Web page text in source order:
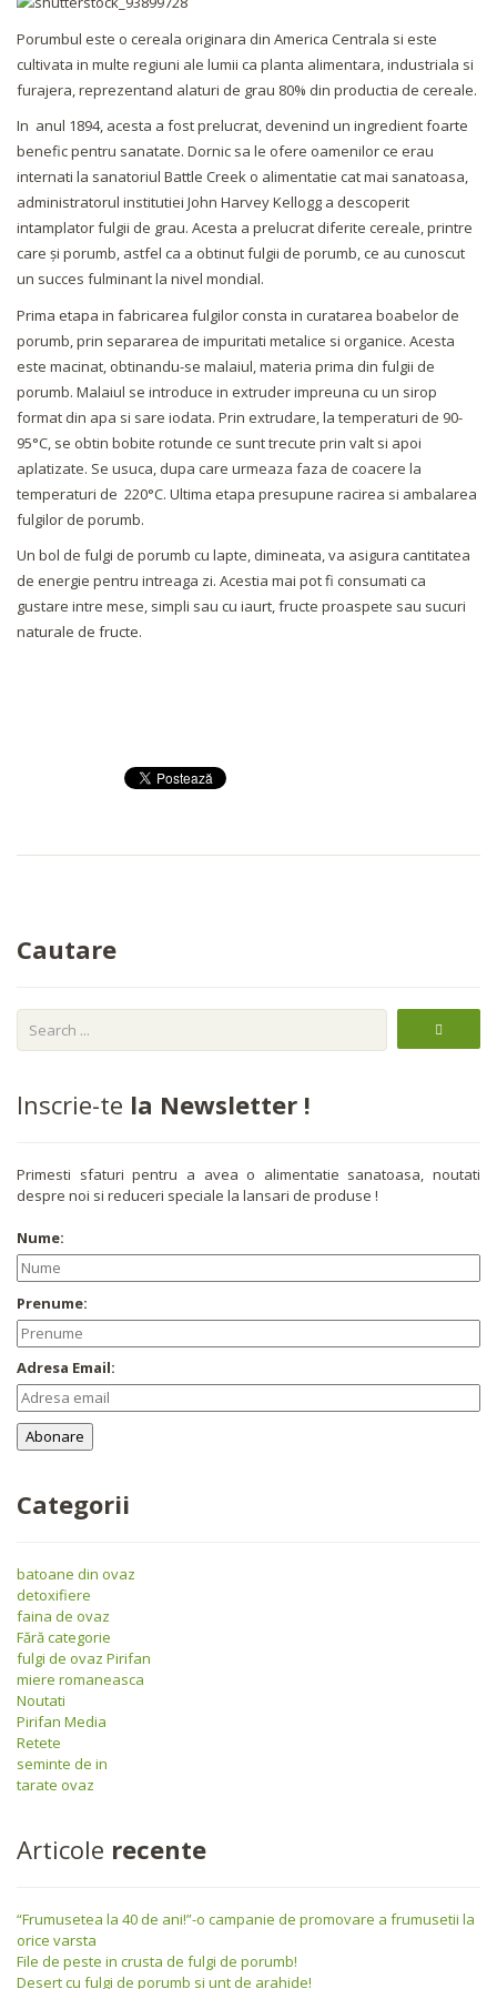
Porumbul este o cereala originara din America Centrala si este
cultivata in multe regiuni ale lumii ca planta alimentara, industriala si
furajera, reprezentand alaturi de grau 80% din productia de cereale.
In anul 1894, acesta a fost prelucrat, devenind un ingredient foarte
benefic pentru sanatate. Dornic sa le ofere oamenilor ce erau
internati la sanatoriul Battle Creek o alimentatie cat mai sanatoasa,
administratorul institutiei John Harvey Kellogg a descoperit
intamplator fulgii de grau. Acesta a prelucrat diferite cereale, printre
care și porumb, astfel ca a obtinut fulgii de porumb, ce au cunoscut
un succes fulminant la nivel mondial.
Prima etapa in fabricarea fulgilor consta in curatarea boabelor de
porumb, prin separarea de impuritati metalice si organice. Acesta
este macinat, obtinandu-se malaiul, materia prima din fulgii de
porumb. Malaiul se introduce in extruder impreuna cu un sirop
format din apa si sare iodata. Prin extrudare, la temperaturi de 90-
95°C, se obtin bobite rotunde ce sunt trecute prin valt si apoi
aplatizate. Se usuca, dupa care urmeaza faza de coacere la
temperaturi de 220°C. Ultima etapa presupune racirea si ambalarea
fulgilor de porumb.
Un bol de fulgi de porumb cu lapte, dimineata, va asigura cantitatea
de energie pentru intreaga zi. Acestia mai pot fi consumati ca
gustare intre mese, simpli sau cu iaurt, fructe proaspete sau sucuri
naturale de fructe.
Cautare
Inscrie-te la Newsletter !
Primesti sfaturi pentru a avea o alimentatie sanatoasa, noutati
despre noi si reduceri speciale la lansari de produse !
Nume:
Prenume:
Adresa Email:
Categorii
batoane din ovaz
detoxifiere
faina de ovaz
Fără categorie
fulgi de ovaz Pirifan
miere romaneasca
Noutati
Pirifan Media
Retete
seminte de in
tarate ovaz
Articole recente
“Frumusetea la 40 de ani!”-o campanie de promovare a frumusetii la
orice varsta
File de peste in crusta de fulgi de porumb!
Desert cu fulgi de porumb si unt de arahide!